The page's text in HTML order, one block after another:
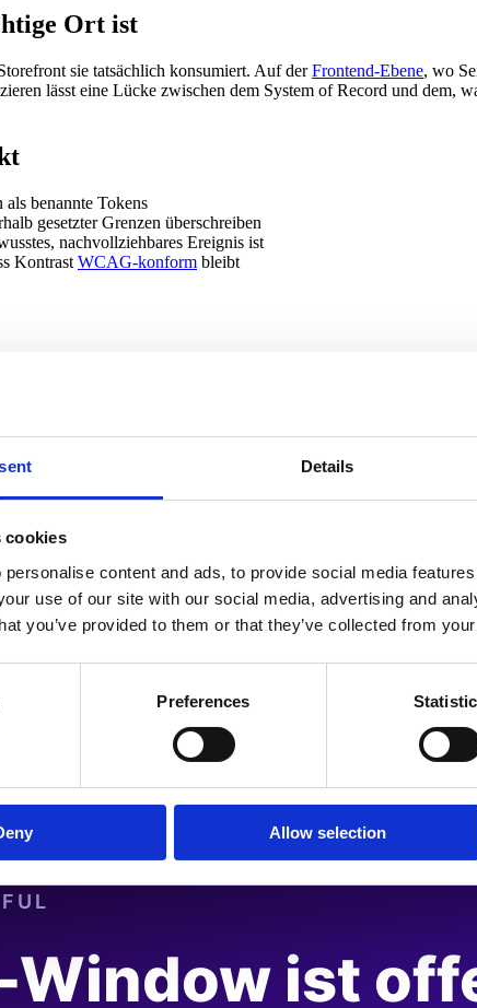
Details
cookies
content and ads, to provide social media
use of our site with our social media, advertising and
you’ve provided to them or that they’ve collected from
Preferences
Allow selection
Ort ist
sie tatsächlich konsumiert. Auf derFrontend-Ebene, wo
lässt eine Lücke zwischen dem System of Record und dem,
benannte Tokens
gesetzter Grenzen überschreiben
nachvollziehbares Ereignis ist
Kontrast WCAG-konform bleibt
damit. Flexibilität verschiebt sich von beliebigen Werten zu
Governance hält also über ein
Komponenten Markenvertrauen aufbauen
Multi-Brand-
Headless